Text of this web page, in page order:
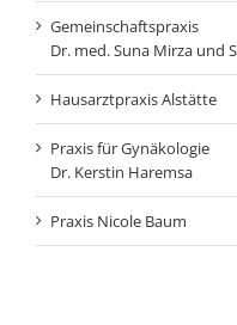
Gemeinschaftspraxis
Dr. med. Suna Mirza und
Hausarztpraxis Alstätte
Praxis für Gynäkologie
Dr. Kerstin Haremsa
Praxis Nicole Baum